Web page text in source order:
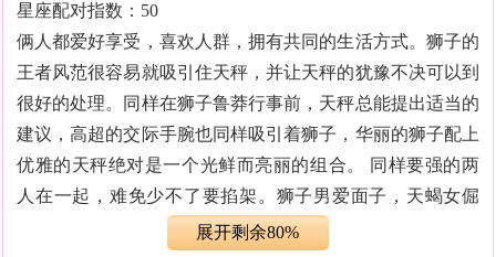
星座配对指数：50
俩人都爱好享受，喜欢人群，拥有共同的生活方式。狮子的
王者风范很容易就吸引住天秤，并让天秤的犹豫不决可以到
很好的处理。同样在狮子鲁莽行事前，天秤总能提出适当的
建议，高超的交际手腕也同样吸引着狮子，华丽的狮子配上
优雅的天秤绝对是一个光鲜而亮丽的组合。 同样要强的两
人在一起，难免少不了要掐架。狮子男爱面子，天蝎女倔
强，遇到问题，只会吵得难解难分。天蝎受不了狮子作风夸
展开剩余80%